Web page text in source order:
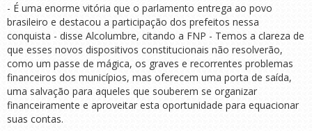
- É uma enorme vitória que o parlamento entrega ao povo
brasileiro e destacou a participação dos prefeitos nessa
conquista - disse Alcolumbre, citando a FNP - Temos a clareza de
que esses novos dispositivos constitucionais não resolverão,
como um passe de mágica, os graves e recorrentes problemas
financeiros dos municípios, mas oferecem uma porta de saída,
uma salvação para aqueles que souberem se organizar
financeiramente e aproveitar esta oportunidade para equacionar
suas contas.